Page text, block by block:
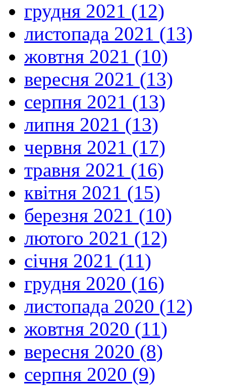
грудня 2021 (12)
листопада 2021 (13)
жовтня 2021 (10)
вересня 2021 (13)
серпня 2021 (13)
липня 2021 (13)
червня 2021 (17)
травня 2021 (16)
квітня 2021 (15)
березня 2021 (10)
лютого 2021 (12)
січня 2021 (11)
грудня 2020 (16)
листопада 2020 (12)
жовтня 2020 (11)
вересня 2020 (8)
серпня 2020 (9)